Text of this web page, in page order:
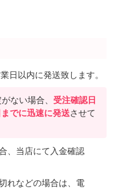
日以内に発送致します。
ない場合、 受注確認日
でに迅速に発送させて
、当店にて入金確認
れなどの場合は、電